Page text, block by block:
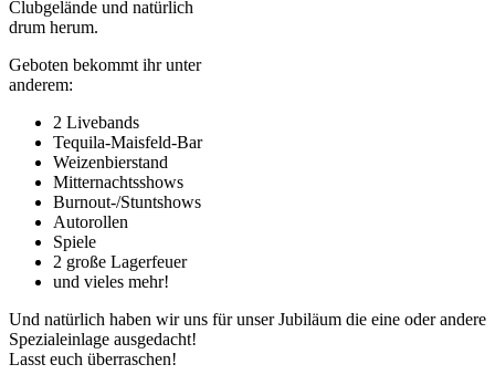
Clubgelände und natürlich
drum herum.
Geboten bekommt ihr unter
anderem:
2 Livebands
Tequila-Maisfeld-Bar
Weizenbierstand
Mitternachtsshows
Burnout-/Stuntshows
Autorollen
Spiele
2 große Lagerfeuer
und vieles mehr!
Und natürlich haben wir uns für unser Jubiläum die eine oder andere
Spezialeinlage ausgedacht!
Lasst euch überraschen!